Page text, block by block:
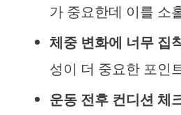
가 중요한데 이를 소
체중 변화에 너무 집
성이 더 중요한 포인
운동 전후 컨디션 체